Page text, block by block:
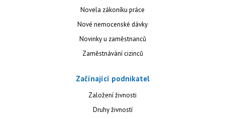
Novela zákoníku práce
Nové nemocenské dávky
Novinky u zaměstnanců
Zaměstnávání cizinců
Začínající podnikatel
Založení živnosti
Druhy živností